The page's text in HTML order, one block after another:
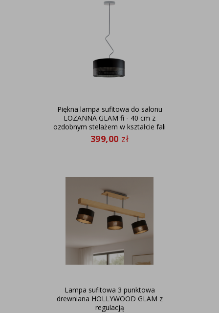
Piękna lampa sufitowa do salonu
LOZANNA GLAM fi - 40 cm z
ozdobnym stelażem w kształcie fali
399,00 zł
Lampa sufitowa 3 punktowa
drewniana HOLLYWOOD GLAM z
regulacją